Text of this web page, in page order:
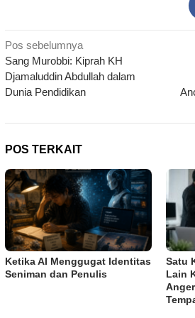
Navigasi
pos
Pos sebelumnya
Sang Murobbi: Kiprah KH
Djamaluddin Abdullah dalam
Dunia Pendidikan
POS TERKAIT
Ketika AI Menggugat Identitas
Seniman dan Penulis
Satu
Lain